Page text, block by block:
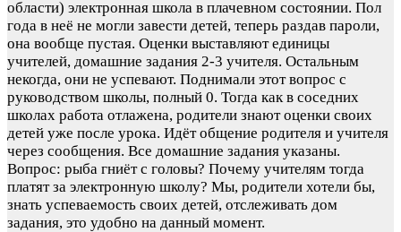
области) электронная школа в плачевном состоянии. Пол
года в неё не могли завести детей, теперь раздав пароли,
она вообще пустая. Оценки выставляют единицы
учителей, домашние задания 2-3 учителя. Остальным
некогда, они не успевают. Поднимали этот вопрос с
руководством школы, полный 0. Тогда как в соседних
школах работа отлажена, родители знают оценки своих
детей уже после урока. Идёт общение родителя и учителя
через сообщения. Все домашние задания указаны.
Вопрос: рыба гниёт с головы? Почему учителям тогда
платят за электронную школу? Мы, родители хотели бы,
знать успеваемость своих детей, отслеживать дом
задания, это удобно на данный момент.